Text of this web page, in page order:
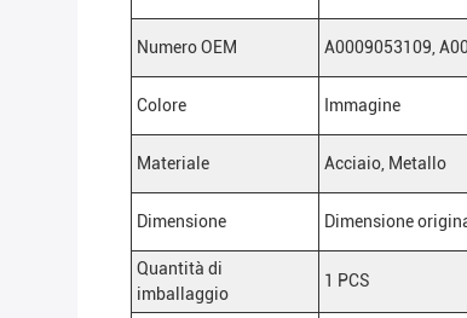
Numero OEM A0009053109,
Colore Immagine
Materiale Acciaio, Metallo
Dimensione Dimensione
Quantità di
imballaggio
1 PCS